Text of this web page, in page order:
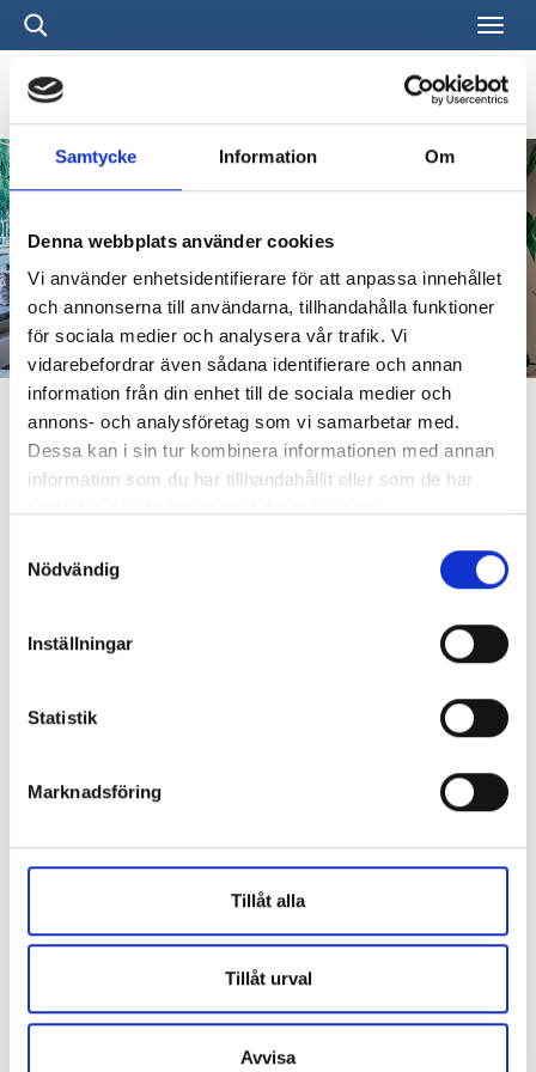
Samtycke Information Om
Denna webbplats använder cookies
Vi använder enhetsidentifierare för att anpassa innehållet
och annonserna till användarna, tillhandahålla funktioner
för sociala medier och analysera vår trafik. Vi
vidarebefordrar även sådana identifierare och annan
information från din enhet till de sociala medier och
annons- och analysföretag som vi samarbetar med.
Dessa kan i sin tur kombinera informationen med annan
information som du har tillhandahållit eller som de har
Nödvändig
Inställningar
Statistik
Marknadsföring
Tillåt alla
Tillåt urval
Avvisa
Ola Halvardsson
skyddsrumssakkunnig
ola.halvardsson@k-m.se
070-288 55 35
Placering:Stockholm